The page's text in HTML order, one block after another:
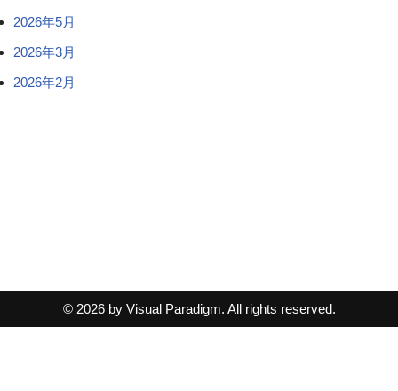
2026年5月
2026年3月
2026年2月
© 2026 by Visual Paradigm. All rights reserved.